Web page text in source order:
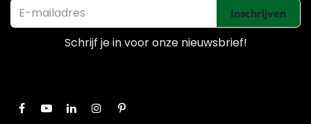
Inschrijven
Schrijf je in voor onze nieuwsbrief!